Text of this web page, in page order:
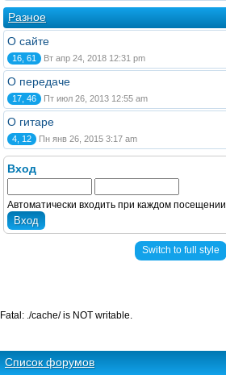
Разное
О сайте
16, 61 Вт апр 24, 2018 12:31 pm
О передаче
17, 46 Пт июл 26, 2013 12:55 am
О гитаре
4, 12 Пн янв 26, 2015 3:17 am
Вход
Автоматически входить при каждом посещении
Switch to full style
Список форумов
Fatal: ./cache/ is NOT writable.